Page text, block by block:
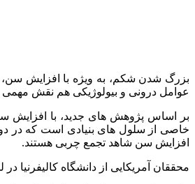
بزرگ شدن شکم، به‌ ویژه با افزایش سن،
عوامل درونی و بیولوژیکی هم نقش مهمی
بر اساس پژوهش‌ های جدید، با افزایش
خاصی از سلول‌ های بنیادی است که در
افزایش سن شاهد تجمع چربی هستند.
محققان آمریکایی از دانشگاه